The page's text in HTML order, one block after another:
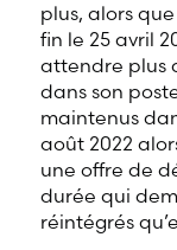
plus, alors
fin le 25 avril
attendre plus
dans son
maintenus
août 2022
une offre de
durée qui
réintégrés